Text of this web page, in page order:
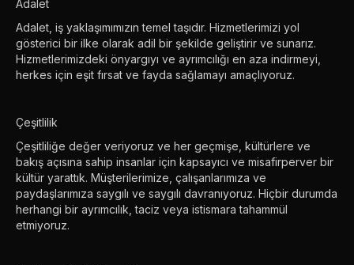
Adalet
Adalet, iş yaklaşımımızın temel taşıdır. Hizmetlerimizi yol
gösterici bir ilke olarak adil bir şekilde geliştirir ve sunarız.
Hizmetlerimizdeki önyargıyı ve ayrımcılığı en aza indirmeyi,
herkes için eşit fırsat ve fayda sağlamayı amaçlıyoruz.
Çeşitlilik
Çeşitliliğe değer veriyoruz ve her geçmişe, kültürlere ve
bakış açısına sahip insanlar için kapsayıcı ve misafirperver bir
kültür yarattık. Müşterilerimize, çalışanlarımıza ve
paydaşlarımıza saygılı ve saygılı davranıyoruz. Hiçbir durumda
herhangi bir ayrımcılık, taciz veya istismara tahammül
etmiyoruz.